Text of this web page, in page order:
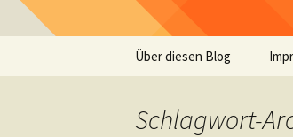
Über diesen Blog
Schlagwort-